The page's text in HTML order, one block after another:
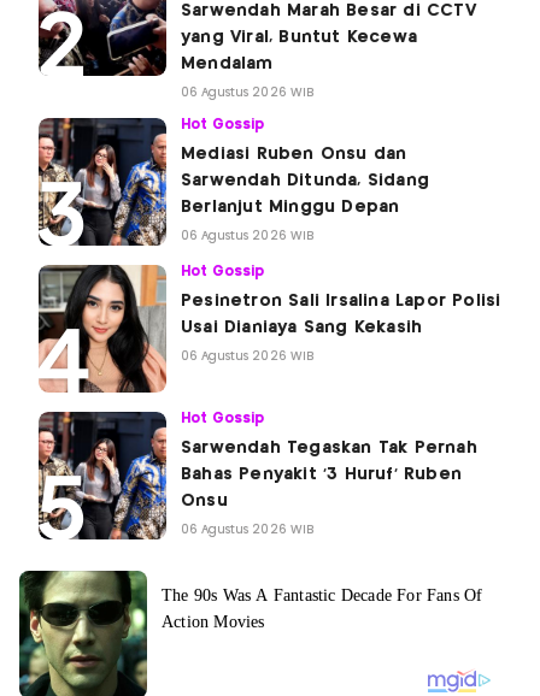
Sarwendah Marah Besar di CCTV
yang Viral, Buntut Kecewa
Mendalam
06 Agustus 2026 WIB
Hot Gossip
Mediasi Ruben Onsu dan
Sarwendah Ditunda, Sidang
Berlanjut Minggu Depan
06 Agustus 2026 WIB
Hot Gossip
Pesinetron Sali Irsalina Lapor Polisi
Usai Dianiaya Sang Kekasih
06 Agustus 2026 WIB
Hot Gossip
Sarwendah Tegaskan Tak Pernah
Bahas Penyakit '3 Huruf' Ruben
Onsu
06 Agustus 2026 WIB